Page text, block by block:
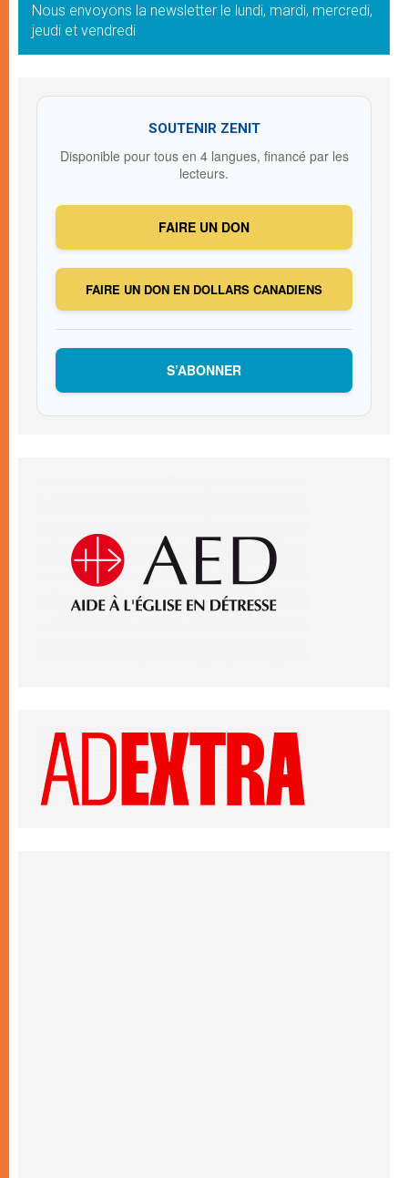
Nous envoyons la newsletter le lundi, mardi, mercredi,
jeudi et vendredi
SOUTENIR ZENIT
Disponible pour tous en 4 langues, financé par les
lecteurs.
FAIRE UN DON
FAIRE UN DON EN DOLLARS CANADIENS
S’ABONNER